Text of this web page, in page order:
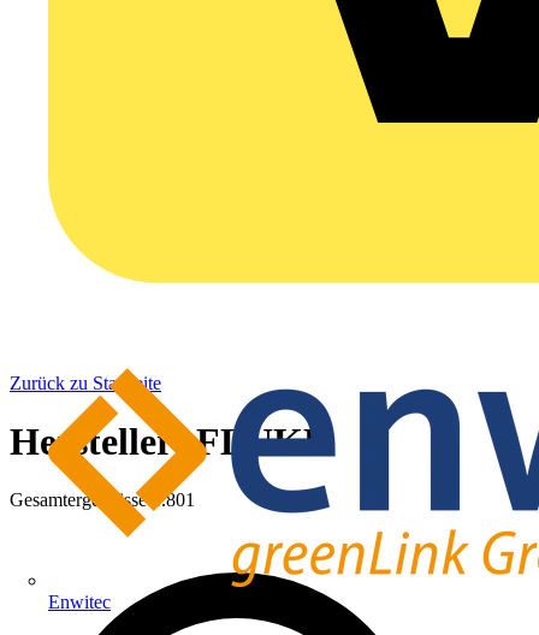
Enwitec
Zurück zu Startseite
Hersteller: FLUKE
Gesamtergebnisse 1.801